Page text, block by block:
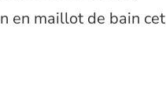
en maillot de bain cet